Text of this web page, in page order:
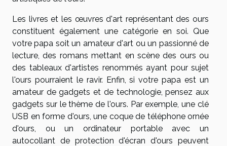
Les livres et les œuvres d'art représentant des ours
constituent également une catégorie en soi. Que
votre papa soit un amateur d'art ou un passionné de
lecture, des romans mettant en scène des ours ou
des tableaux d'artistes renommés ayant pour sujet
l'ours pourraient le ravir. Enfin, si votre papa est un
amateur de gadgets et de technologie, pensez aux
gadgets sur le thème de l'ours. Par exemple, une clé
USB en forme d'ours, une coque de téléphone ornée
d'ours, ou un ordinateur portable avec un
autocollant de protection d'écran d'ours peuvent